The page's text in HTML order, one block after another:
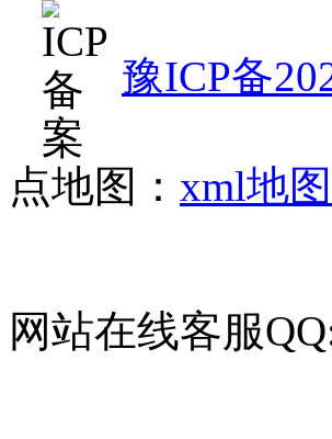
豫ICP备
点地图： xml地图
网站在线客服